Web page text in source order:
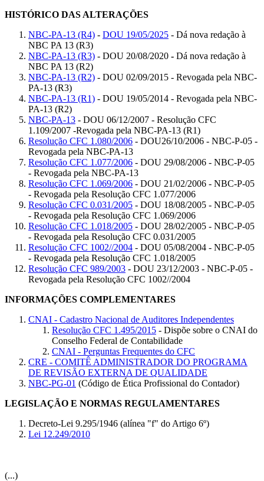
HISTÓRICO DAS ALTERAÇÕES
NBC-PA-13 (R4) - DOU 19/05/2025 - Dá nova redação à
NBC PA 13 (R3)
NBC-PA-13 (R3) - DOU 20/08/2020 - Dá nova redação à
NBC PA 13 (R2)
NBC-PA-13 (R2) - DOU 02/09/2015 - Revogada pela NBC-
PA-13 (R3)
NBC-PA-13 (R1) - DOU 19/05/2014 - Revogada pela NBC-
PA-13 (R2)
NBC-PA-13 - DOU 06/12/2007 - Resolução CFC
1.109/2007 -Revogada pela NBC-PA-13 (R1)
Resolução CFC 1.080/2006 - DOU26/10/2006 - NBC-P-05 -
Revogada pela NBC-PA-13
Resolução CFC 1.077/2006 - DOU 29/08/2006 - NBC-P-05
- Revogada pela NBC-PA-13
Resolução CFC 1.069/2006 - DOU 21/02/2006 - NBC-P-05
- Revogada pela Resolução CFC 1.077/2006
Resolução CFC 0.031/2005 - DOU 18/08/2005 - NBC-P-05
- Revogada pela Resolução CFC 1.069/2006
Resolução CFC 1.018/2005 - DOU 28/02/2005 - NBC-P-05
- Revogada pela Resolução CFC 0.031/2005
Resolução CFC 1002//2004 - DOU 05/08/2004 - NBC-P-05
- Revogada pela Resolução CFC 1.018/2005
Resolução CFC 989/2003 - DOU 23/12/2003 - NBC-P-05 -
Revogada pela Resolução CFC 1002//2004
INFORMAÇÕES COMPLEMENTARES
CNAI - Cadastro Nacional de Auditores Independentes
Resolução CFC 1.495/2015 - Dispõe sobre o CNAI do
Conselho Federal de Contabilidade
CNAI - Perguntas Frequentes do CFC
CRE - COMITÊ ADMINISTRADOR DO PROGRAMA
DE REVISÃO EXTERNA DE QUALIDADE
NBC-PG-01 (Código de Ética Profissional do Contador)
LEGISLAÇÃO E NORMAS REGULAMENTARES
Decreto-Lei 9.295/1946 (alínea "f" do Artigo 6º)
Lei 12.249/2010
(...)